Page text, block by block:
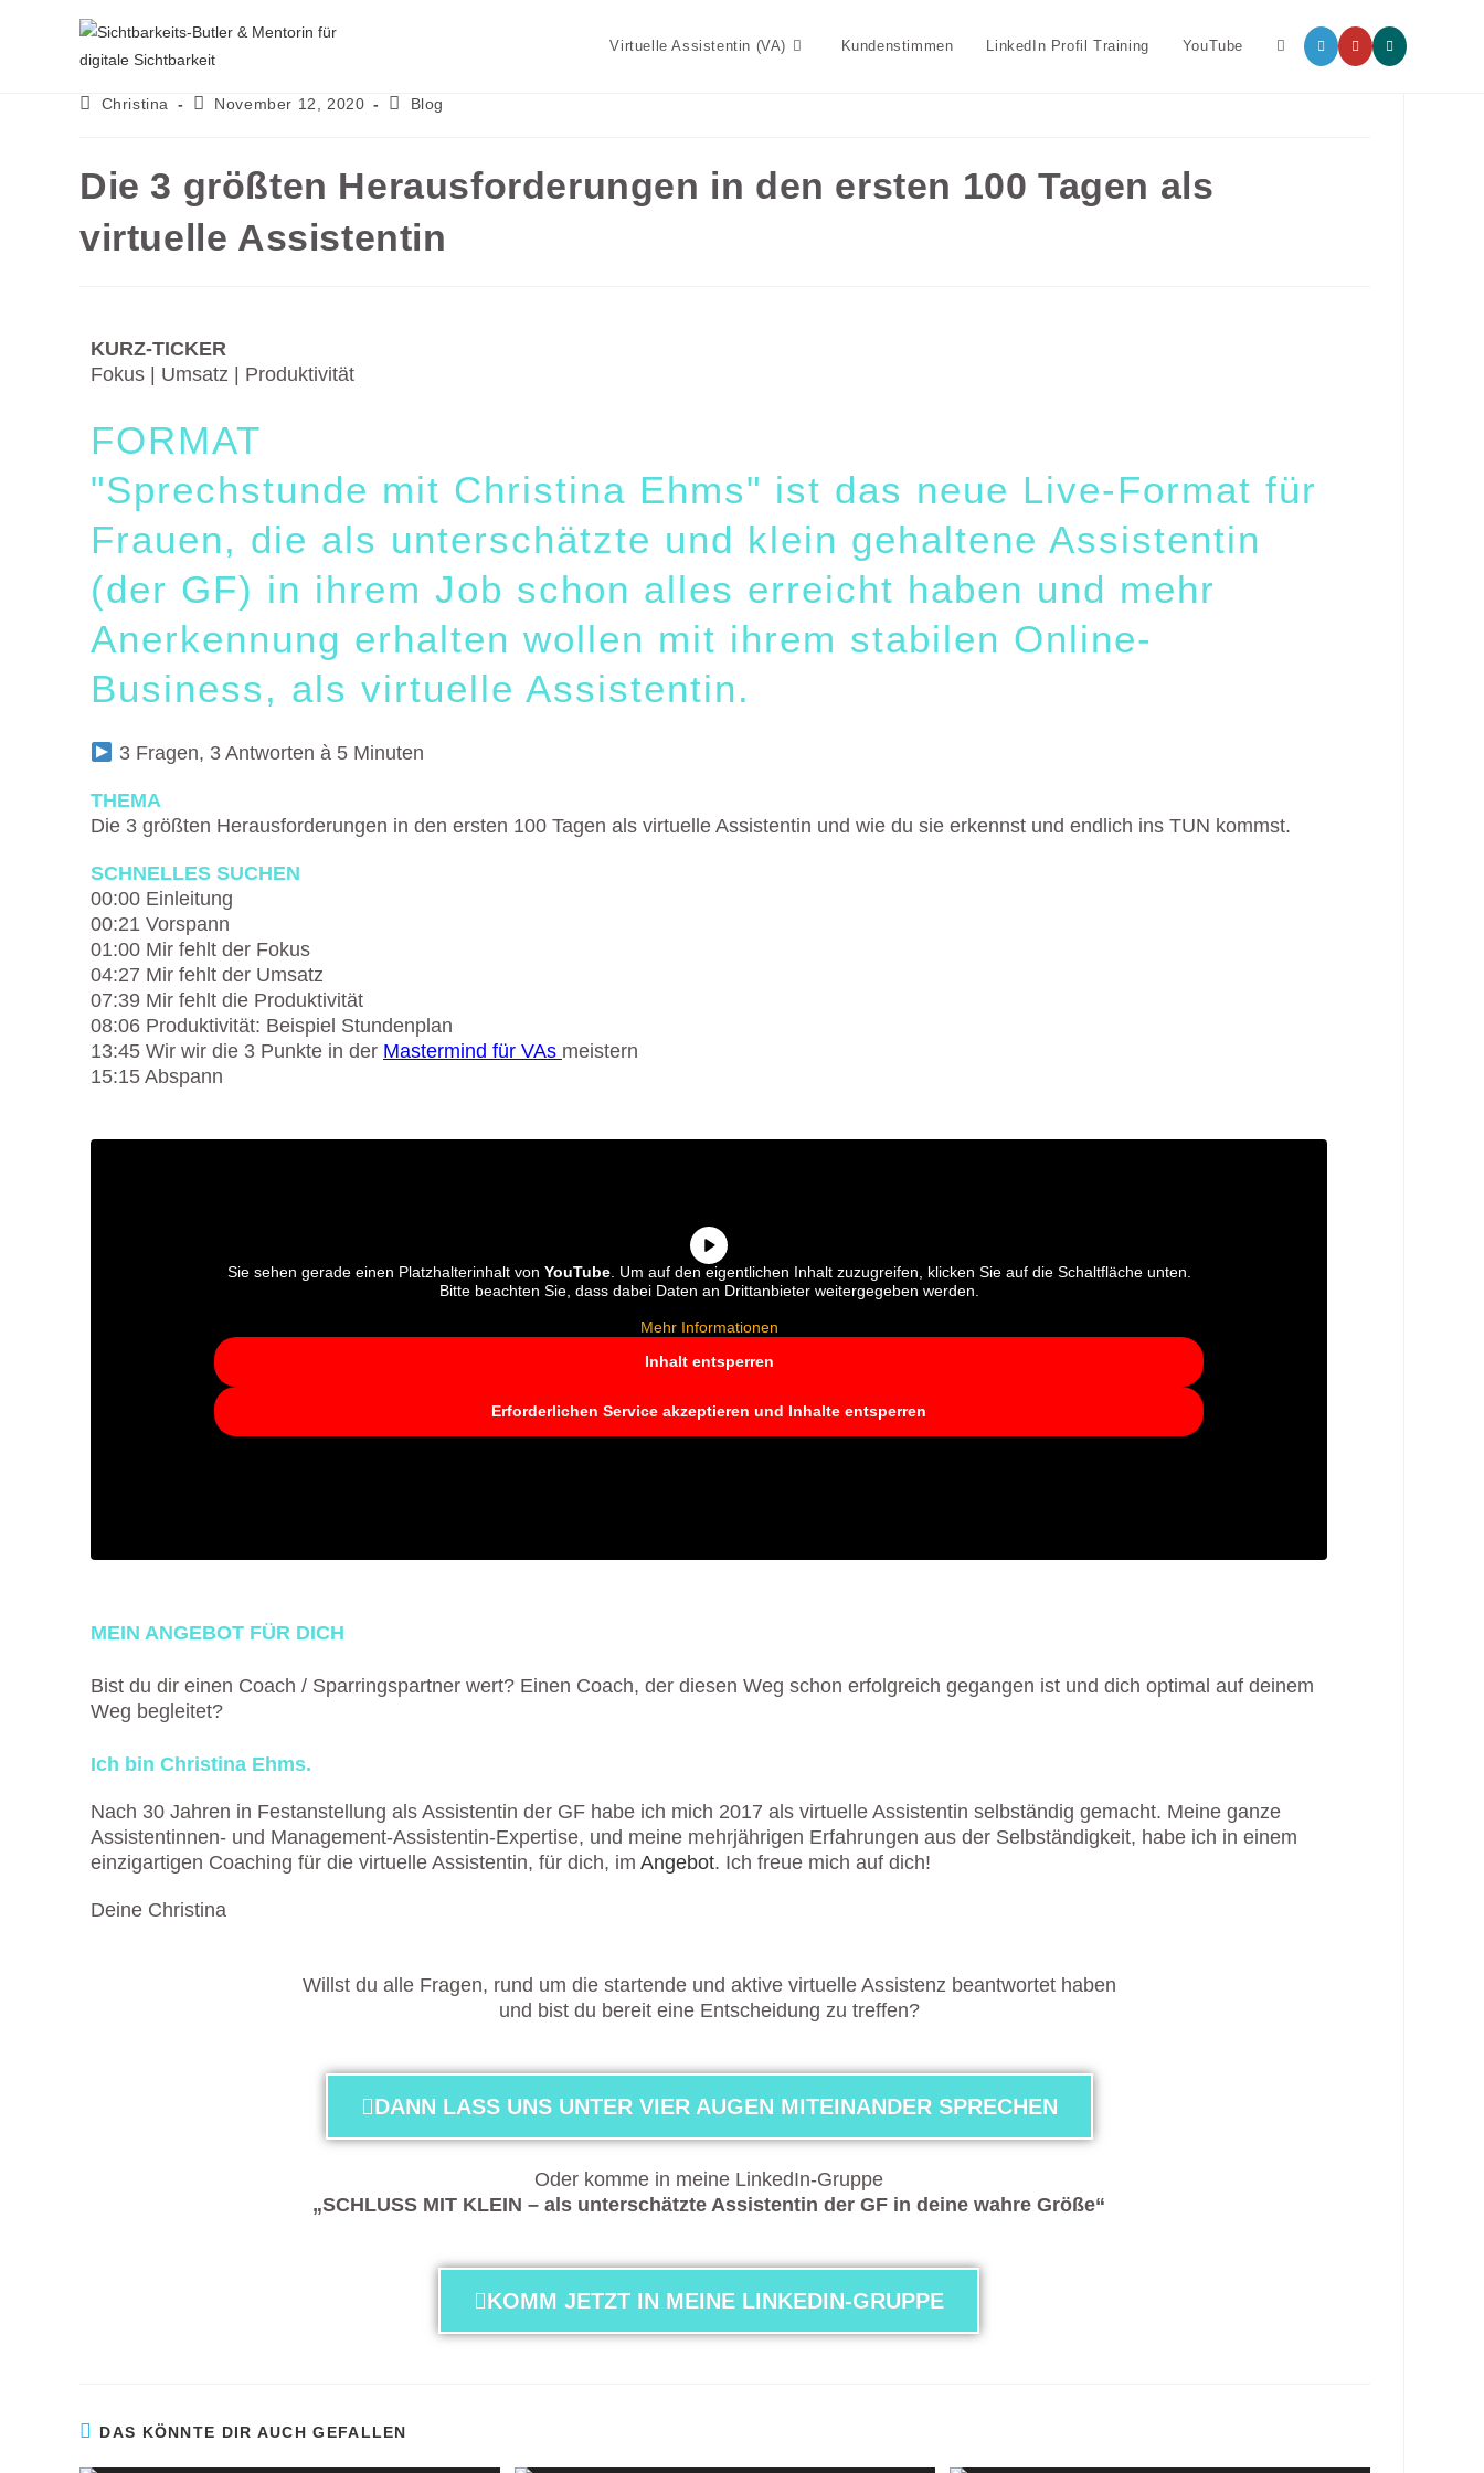
Virtuelle Assistentin (VA) Kundenstimmen LinkedIn Profil Training YouTube
Christina November 12, 2020 Blog
Die 3 größten Herausforderungen in den ersten 100 Tagen als
virtuelle Assistentin
KURZ-TICKER
Fokus | Umsatz | Produktivität
FORMAT
"Sprechstunde mit Christina Ehms" ist das neue Live-Format für
Frauen, die als unterschätzte und klein gehaltene Assistentin
(der GF) in ihrem Job schon alles erreicht haben und mehr
Anerkennung erhalten wollen mit ihrem stabilen Online-
Business, als virtuelle Assistentin.
3 Fragen, 3 Antworten à 5 Minuten
THEMA
Die 3 größten Herausforderungen in den ersten 100 Tagen als virtuelle Assistentin und wie du sie erkennst und endlich ins TUN kommst.
SCHNELLES SUCHEN
00:00 Einleitung
00:21 Vorspann
01:00 Mir fehlt der Fokus
04:27 Mir fehlt der Umsatz
07:39 Mir fehlt die Produktivität
08:06 Produktivität: Beispiel Stundenplan
13:45 Wir wir die 3 Punkte in der Mastermind für VAs meistern
15:15 Abspann
Sie sehen gerade einen Platzhalterinhalt von YouTube. Um auf den eigentlichen Inhalt zuzugreifen, klicken Sie auf die Schaltfläche unten.
Bitte beachten Sie, dass dabei Daten an Drittanbieter weitergegeben werden.
Mehr Informationen
Inhalt entsperren
Erforderlichen Service akzeptieren und Inhalte entsperren
MEIN ANGEBOT FÜR DICH
Bist du dir einen Coach / Sparringspartner wert? Einen Coach, der diesen Weg schon erfolgreich gegangen ist und dich optimal auf deinem
Weg begleitet?
Ich bin Christina Ehms.
Nach 30 Jahren in Festanstellung als Assistentin der GF habe ich mich 2017 als virtuelle Assistentin selbständig gemacht. Meine ganze
Assistentinnen- und Management-Assistentin-Expertise, und meine mehrjährigen Erfahrungen aus der Selbständigkeit, habe ich in einem
einzigartigen Coaching für die virtuelle Assistentin, für dich, im Angebot. Ich freue mich auf dich!
Deine Christina
Willst du alle Fragen, rund um die startende und aktive virtuelle Assistenz beantwortet haben
und bist du bereit eine Entscheidung zu treffen?
DANN LASS UNS UNTER VIER AUGEN MITEINANDER SPRECHEN
Oder komme in meine LinkedIn-Gruppe
„SCHLUSS MIT KLEIN – als unterschätzte Assistentin der GF in deine wahre Größe“
KOMM JETZT IN MEINE LINKEDIN-GRUPPE
DAS KÖNNTE DIR AUCH GEFALLEN